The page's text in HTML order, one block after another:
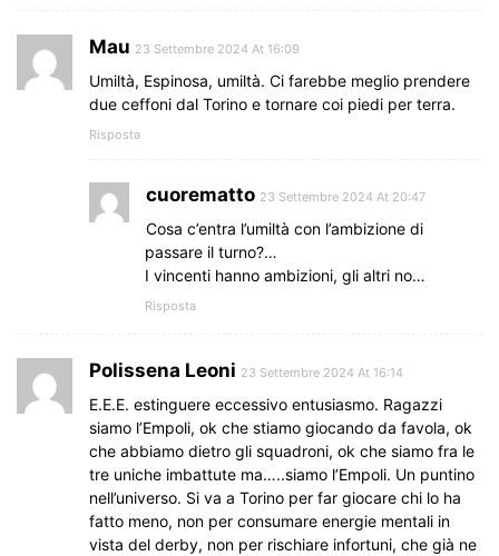
Mau 23 Settembre 2024 At 16:09
Umiltà, Espinosa, umiltà. Ci farebbe meglio prendere
due ceffoni dal Torino e tornare coi piedi per terra.
Risposta
cuorematto 23 Settembre 2024 At 20:47
Cosa c’entra l’umiltà con l’ambizione di
passare il turno?…
I vincenti hanno ambizioni, gli altri no…
Risposta
Polissena Leoni 23 Settembre 2024 At 16:14
E.E.E. estinguere eccessivo entusiasmo. Ragazzi
siamo l’Empoli, ok che stiamo giocando da favola, ok
che abbiamo dietro gli squadroni, ok che siamo fra le
tre uniche imbattute ma…..siamo l’Empoli. Un puntino
nell’universo. Si va a Torino per far giocare chi lo ha
fatto meno, non per consumare energie mentali in
vista del derby, non per rischiare infortuni, che già ne